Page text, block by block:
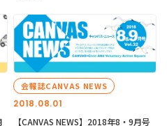
2018.08.01
会報誌CANVAS NEWS
【CANVAS NEWS】2018年8・9月号